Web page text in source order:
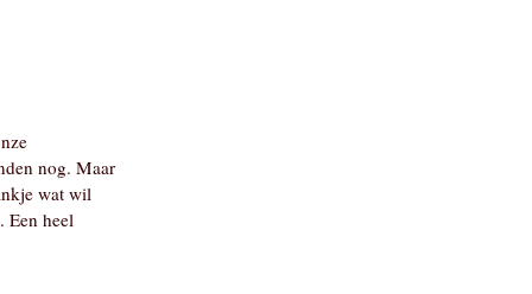
nog. Maar
wat wil
Een heel